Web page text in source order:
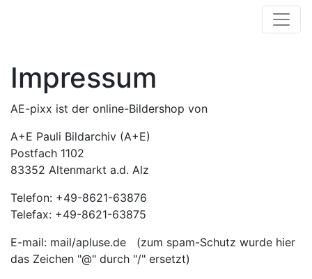
Impressum
AE-pixx ist der online-Bildershop von
A+E Pauli Bildarchiv (A+E)
Postfach 1102
83352 Altenmarkt a.d. Alz
Telefon: +49-8621-63876
Telefax: +49-8621-63875
E-mail: mail/apluse.de (zum spam-Schutz wurde hier
das Zeichen "@" durch "/" ersetzt)